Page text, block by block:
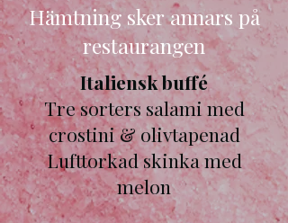
Hämtning sker annars på
restaurangen
Italiensk buffé
Tre sorters salami med
crostini & olivtapenad
Lufttorkad skinka med
melon